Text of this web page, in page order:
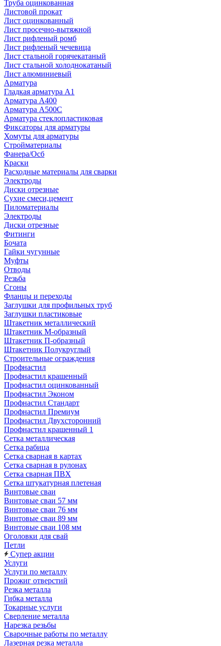
Труба оцинкованная
Листовой прокат
Лист оцинкованный
Лист просечно-вытяжной
Лист рифленый ромб
Лист рифленый чечевица
Лист стальной горячекатаный
Лист стальной холоднокатаный
Лист алюминиевый
Арматура
Гладкая арматура А1
Арматура А400
Арматура A500C
Арматура стеклопластиковая
Фиксаторы для арматуры
Хомуты для арматуры
Стройматериалы
Фанера/Осб
Краски
Расходные материалы для сварки
Электроды
Диски отрезные
Сухие смеси,цемент
Пиломатериалы
Электроды
Диски отрезные
Фитинги
Бочата
Гайки чугунные
Муфты
Отводы
Резьба
Сгоны
Фланцы и переходы
Заглушки для профильных труб
Заглушки пластиковые
Штакетник металлический
Штакетник М-образный
Штакетник П-образный
Штакетник Полукруглый
Строительные ограждения
Профнастил
Профнастил крашенный
Профнастил оцинкованный
Профнастил Эконом
Профнастил Стандарт
Профнастил Премиум
Профнастил Двухсторонний
Профнастил крашенный 1
Сетка металлическая
Сетка рабица
Сетка сварная в картах
Сетка сварная в рулонах
Сетка сварная ПВХ
Сетка штукатурная плетеная
Винтовые сваи
Винтовые сваи 57 мм
Винтовые сваи 76 мм
Винтовые сваи 89 мм
Винтовые сваи 108 мм
Оголовки для свай
Петли
Супер акции
Услуги
Услуги по металлу
Прожиг отверстий
Резка металла
Гибка металла
Токарные услуги
Сверление металла
Нарезка резьбы
Сварочные работы по металлу
Лазерная резка металла